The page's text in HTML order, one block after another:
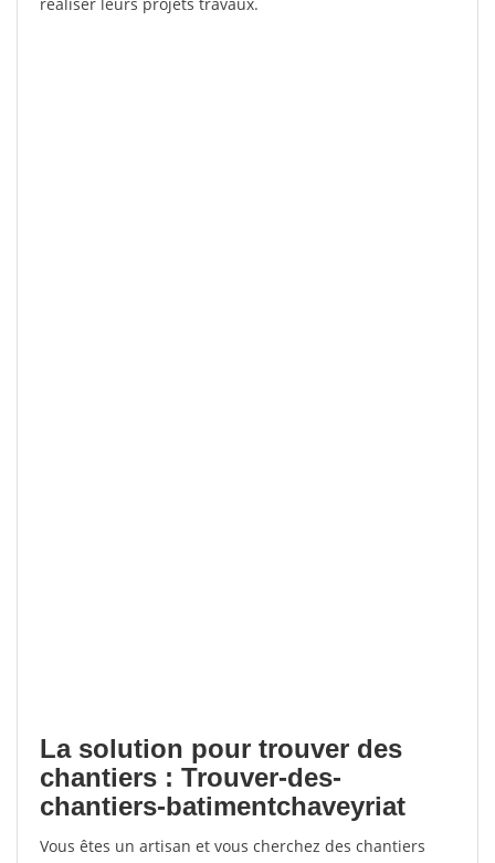
La solution pour trouver des
chantiers : Trouver-des-
chantiers-batimentchaveyriat
Vous êtes un artisan et vous cherchez des chantiers